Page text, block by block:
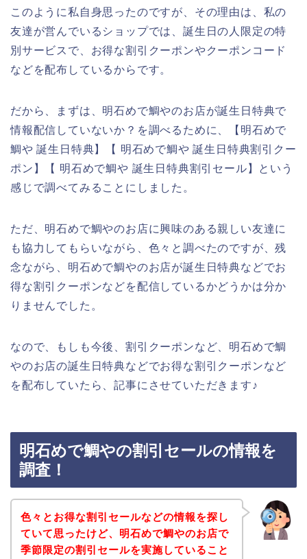
このように私自身思ったのですが、その理由は、私の
友達が営んでいるショップでは、誕生日の人限定の特
別サービスで、お得な割引クーポンやクーポンコード
などを配布しているからです。
だから、まずは、明石めで鯛やのお店が誕生日特典で
情報配信していないか？を調べるために、【明石めで
鯛や 誕生日特典】【 明石めで鯛や 誕生日特典割引クー
ポン】【 明石めで鯛や 誕生日特典割引セール】という
感じで調べてみることにしました。
ただ、明石めで鯛やのお店に興味のある親しい友達に
も協力してもらいながら、色々と調べたのですが、残
念ながら、明石めで鯛やのお店が誕生日特典などでお
得な割引クーポンなどを配信しているかどうかは分か
りませんでした。
なので、もしも今後、割引クーポンなど、明石めで鯛
やのお店の誕生日特典などでお得な割引クーポンなど
を配布していたら、記事にさせていただきます♪
明石めで鯛やの割引セールの情報を
調査！
色々とお得な割引セールなどの情報を探し
ていて思ったけど、明石めで鯛やのお店で
季節限定の割引セールを実施していること